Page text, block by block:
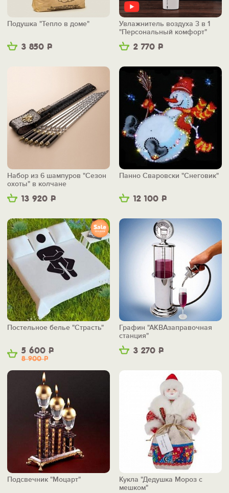
3 850 Р
Подушка "Тепло в доме"
2 770 Р
Увлажнитель воздуха 3 в 1
"Персональный комфорт"
13 920 Р
Набор из 6 шампуров "Сезон
охоты" в колчане
12 100 Р
Панно Сваровски "Снеговик"
5 600 Р
8 900Р
Постельное белье "Страсть"
3 270 Р
Графин "АКВАзаправочная
станция"
Подсвечник "Моцарт"
Кукла "Дедушка Мороз с
мешком"